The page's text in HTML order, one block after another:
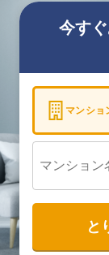
今す
マンショ
と